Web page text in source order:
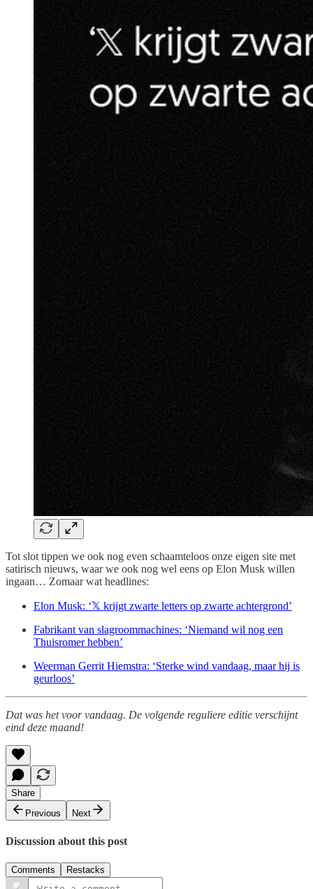
Tot slot tippen we ook nog even schaamteloos onze eigen site met
satirisch nieuws, waar we ook nog wel eens op Elon Musk willen
ingaan… Zomaar wat headlines:
Elon Musk: ‘𝕏 krijgt zwarte letters op zwarte achtergrond’
Fabrikant van slagroommachines: ‘Niemand wil nog een
Thuisromer hebben’
Weerman Gerrit Hiemstra: ‘Sterke wind vandaag, maar hij is
geurloos’
Dat was het voor vandaag. De volgende reguliere editie verschijnt
eind deze maand!
Share
Previous
Next
Discussion about this post
Comments Restacks